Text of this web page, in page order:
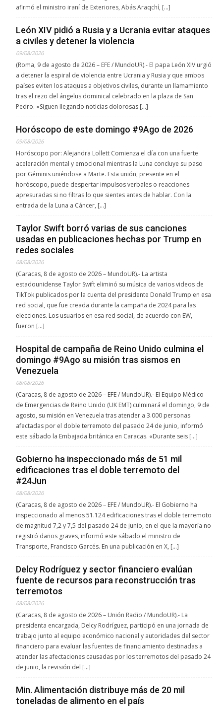
afirmó el ministro iraní de Exteriores, Abás Araqchí, […]
León XIV pidió a Rusia y a Ucrania evitar ataques
a civiles y detener la violencia
09/08/2026
(Roma, 9 de agosto de 2026 – EFE / MundoUR).- El papa León XIV urgió
a detener la espiral de violencia entre Ucrania y Rusia y que ambos
países eviten los ataques a objetivos civiles, durante un llamamiento
tras el rezo del ángelus dominical celebrado en la plaza de San
Pedro. «Siguen llegando noticias dolorosas […]
Horóscopo de este domingo #9Ago de 2026
09/08/2026
Horóscopo por: Alejandra Lollett Comienza el día con una fuerte
aceleración mental y emocional mientras la Luna concluye su paso
por Géminis uniéndose a Marte. Esta unión, presente en el
horóscopo, puede despertar impulsos verbales o reacciones
apresuradas si no filtras lo que sientes antes de hablar. Con la
entrada de la Luna a Cáncer, […]
Taylor Swift borró varias de sus canciones
usadas en publicaciones hechas por Trump en
redes sociales
08/08/2026
(Caracas, 8 de agosto de 2026 – MundoUR).- La artista
estadounidense Taylor Swift eliminó su música de varios videos de
TikTok publicados por la cuenta del presidente Donald Trump en esa
red social, que fue creada durante la campaña de 2024 para las
elecciones. Los usuarios en esa red social, de acuerdo con EW,
fueron […]
Hospital de campaña de Reino Unido culmina el
domingo #9Ago su misión tras sismos en
Venezuela
08/08/2026
(Caracas, 8 de agosto de 2026 – EFE / MundoUR).- El Equipo Médico
de Emergencias de Reino Unido (UK EMT) culminará el domingo, 9 de
agosto, su misión en Venezuela tras atender a 3.000 personas
afectadas por el doble terremoto del pasado 24 de junio, informó
este sábado la Embajada británica en Caracas. «Durante seis […]
Gobierno ha inspeccionado más de 51 mil
edificaciones tras el doble terremoto del
#24Jun
08/08/2026
(Caracas, 8 de agosto de 2026 – EFE / MundoUR).- El Gobierno ha
inspeccionado al menos 51.124 edificaciones tras el doble terremoto
de magnitud 7,2 y 7,5 del pasado 24 de junio, en el que la mayoría no
registró daños graves, informó este sábado el ministro de
Transporte, Francisco Garcés. En una publicación en X, […]
Delcy Rodríguez y sector financiero evalúan
fuente de recursos para reconstrucción tras
terremotos
08/08/2026
(Caracas, 8 de agosto de 2026 – Unión Radio / MundoUR).- La
presidenta encargada, Delcy Rodríguez, participó en una jornada de
trabajo junto al equipo económico nacional y autoridades del sector
financiero para evaluar las fuentes de financiamiento destinadas a
atender las afectaciones causadas por los terremotos del pasado 24
de junio, la revisión del […]
Min. Alimentación distribuye más de 20 mil
toneladas de alimento en el país